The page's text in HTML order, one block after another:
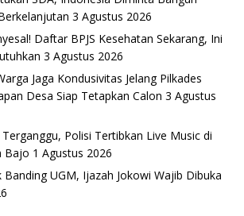
3 Agustus 2026
Daftar BPJS Kesehatan Sekarang, Ini
3 Agustus 2026
Jaga Kondusivitas Jelang Pilkades
Desa Siap Tetapkan Calon 3 Agustus
Polisi Tertibkan Live Music di
Bajo 1 Agustus 2026
Banding UGM, Ijazah Jokowi Wajib Dibuka